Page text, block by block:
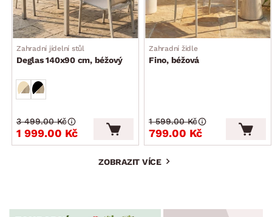
Zahradní jídelní stůl
Deglas 140x90 cm, béžový
1 999.00 Kč
3 499.00 Kč
Zahradní židle
Fino, béžová
799.00 Kč
1 599.00 Kč
ZOBRAZIT VÍCE